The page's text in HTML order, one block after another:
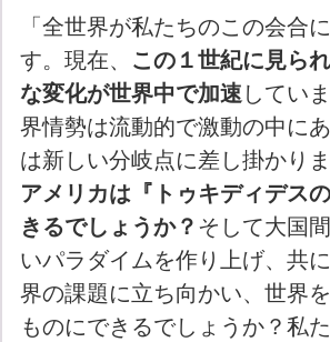
「全世界が私たちのこの会合
す。現在、 この１世紀に見ら
な変化が世界中で加速 してい
界情勢は流動的で激動の中に
は新しい分岐点に差し掛かりま
アメリカは『トゥキディデス
きるでしょうか？ そして大国
いパラダイムを作り上げ、共
界の課題に立ち向かい、世界
ものにできるでしょうか？私